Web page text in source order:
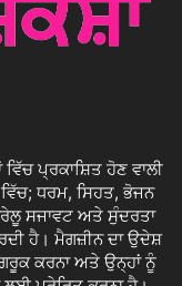
ਵਿੱਚ ਪ੍ਰਕਾਸ਼ਿਤ ਹੋਣ ਵਾਲੀ
ਧਰਮ, ਸਿਹਤ, ਭੋਜਨ
ਸਜਾਵਟ ਅਤੇ ਸੁੰਦਰਤਾ
ਹੈ। ਮੈਗਜ਼ੀਨ ਦਾ ਉਦੇਸ਼
ਕਰਨਾ ਅਤੇ ਉਨ੍ਹਾਂ ਨੂੰ